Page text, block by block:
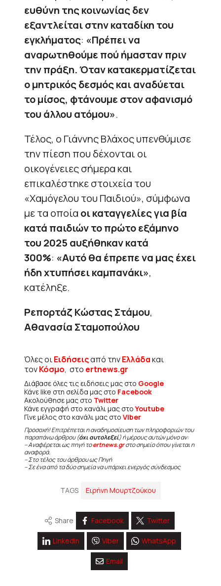
ευθύνη της κοινωνίας δεν
εξαντλείται στην καταδίκη του
εγκλήματος: «Πρέπει να
αναρωτηθούμε πού ήμασταν πριν
την πράξη. Όταν κατακερματίζεται
ο μητρικός δεσμός και αναδύεται
το μίσος, φτάνουμε στον αφανισμό
του άλλου ατόμου».
Τέλος, ο Γιάννης Βλάχος υπενθύμισε
την πίεση που δέχονται οι
οικογένειες σήμερα και
επικαλέστηκε στοιχεία του
«Χαμόγελου του Παιδιού», σύμφωνα
με τα οποία οι καταγγελίες για βία
κατά παιδιών το πρώτο εξάμηνο
του 2025 αυξήθηκαν κατά
300%: «Αυτό θα έπρεπε να μας έχει
ήδη χτυπήσει καμπανάκι»,
κατέληξε.
Ρεπορτάζ Κώστας Στάμου,
Αθανασία Σταμοπούλου
Όλες οιΕιδήσειςαπό τηνΕλλάδακαι
τονΚόσμο, στο ertnews.gr
Διάβασε όλες τις ειδήσεις μας στο Google
Κάνε like στη σελίδα μας στο Facebook
Ακολούθησε μας στο Twitter
Κάνε εγγραφή στο κανάλι μας στοYoutube
Γίνε μέλος στο κανάλι μας στο Viber
Προσοχή! Επιτρέπεται η αναδημοσίευση των πληροφοριών του
παραπάνω άρθρου (όχι αυτολεξεί) ή μέρους αυτών μόνο αν:
– Αναφέρεται ως πηγή τοertnews.grστο σημείο όπου γίνεται η
αναφορά.
– Στο τέλος του άρθρου ως Πηγή
– Σε ένα από τα δύο σημεία να υπάρχει ενεργός σύνδεσμος
TAGS Ειρήνη Μουρτζούκου
Share Facebook Twitter
Linkedin Viber WhatsApp
Email